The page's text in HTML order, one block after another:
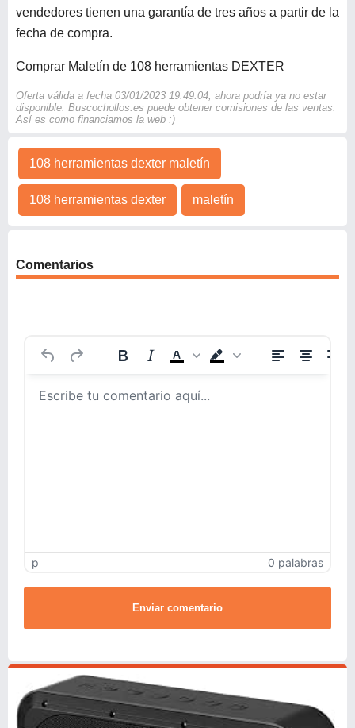
vendedores tienen una garantía de tres años a partir de la
fecha de compra.
Comprar Maletín de 108 herramientas DEXTER
Oferta válida a fecha 03/01/2023 19:49:04, ahora podría ya no estar
disponible. Buscochollos.es puede obtener comisiones de las ventas.
Así es como financiamos la web :)
108 herramientas dexter maletín
108 herramientas dexter maletín
Comentarios
p 0 palabras
Enviar comentario